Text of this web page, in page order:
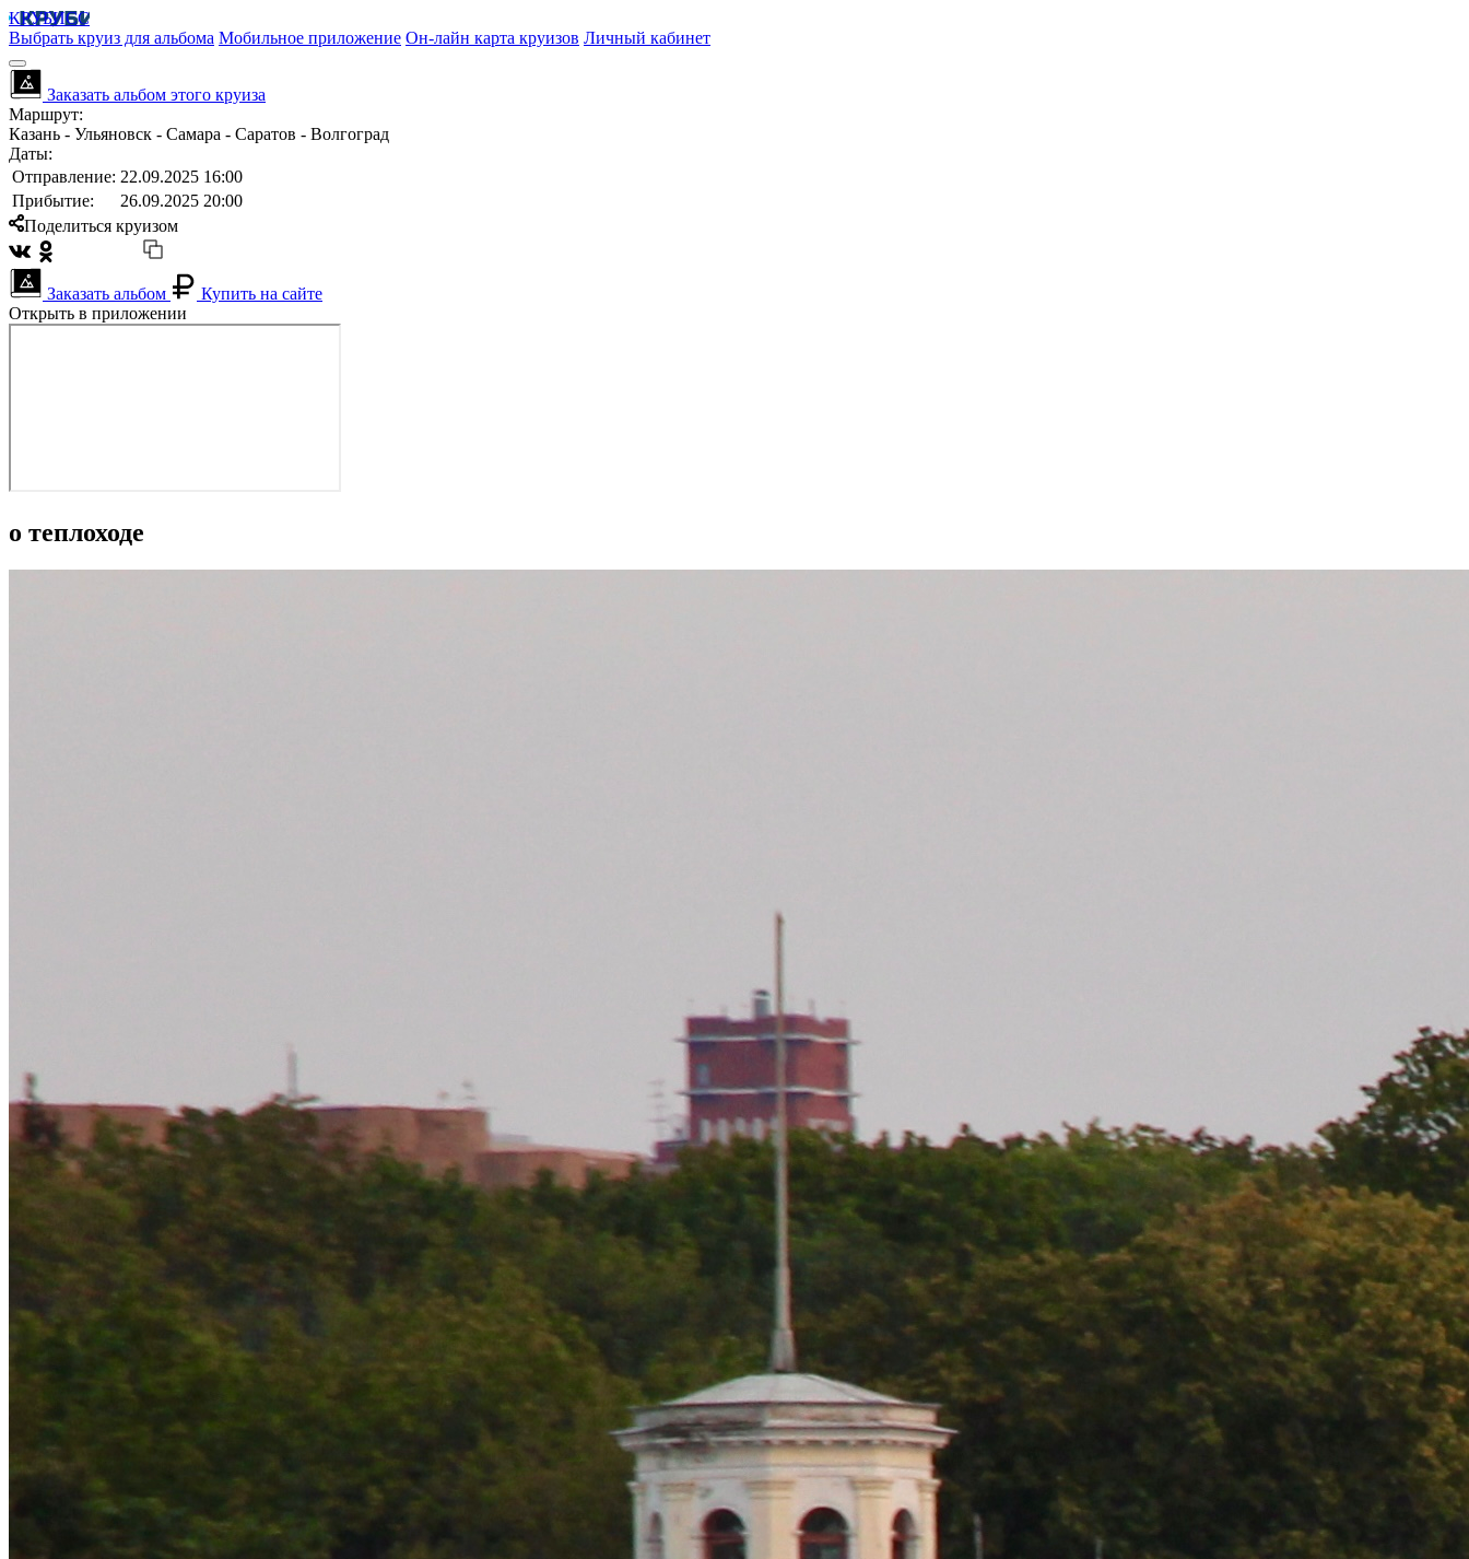
КРУБИСС
Выбрать круиз для альбома Мобильное приложение Он-лайн карта круизов Личный кабинет
Заказать альбом этого круиза
Маршрут:
Казань - Ульяновск - Самара - Саратов - Волгоград
Даты:
Отправление: 22.09.2025 16:00
Прибытие:
26.09.2025 20:00
Поделиться круизом
Заказать альбом
Купить на сайте
Открыть в приложении
о теплоходе